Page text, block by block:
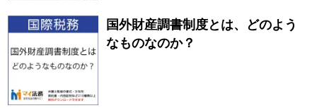
国外財産調書制度とは、どのよう
なものなのか？